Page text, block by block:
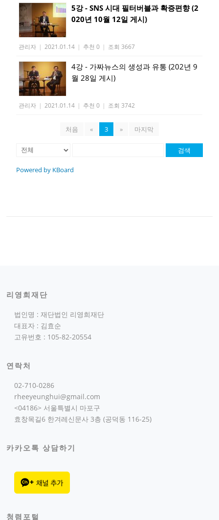
5강 - SNS 시대 필터버블과 확증편향 (2
020년 10월 12일 게시)
관리자 | 2021.01.14 | 추천 0 | 조회 3667
4강 - 가짜뉴스의 생성과 유통 (202년 9
월 28일 게시)
관리자 | 2021.01.14 | 추천 0 | 조회 3742
처음 « 3 » 마지막
검색
Powered by KBoard
리영희재단
법인명 : 재단법인 리영희재단
대표자 : 김효순
고유번호 : 105-82-20554
연락처
02-710-0286
rheeyeunghui@gmail.com
<04186> 서울특별시 마포구
효창목길6 한겨레신문사 3층 (공덕동 116-25)
카카오톡 상담하기
청렴포털